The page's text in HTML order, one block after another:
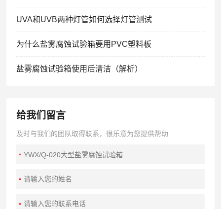
UVA和UVB两种灯管如何选择灯管测试
为什么盐雾腐蚀试验箱要用PVC塑料板
盐雾腐蚀试验箱使用后清洁（解析）
给我们留言
及时与我们的团队取得联系，很乐意为您提供帮助